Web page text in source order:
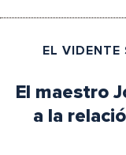
EL VIDENTE
El maestro
a la